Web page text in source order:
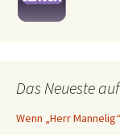
Das Neueste
Wenn „Herr